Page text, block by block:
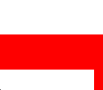
24,00 €